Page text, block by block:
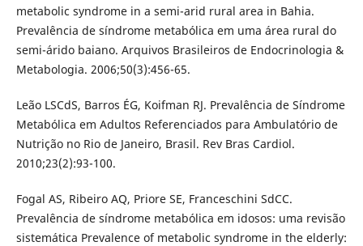
metabolic syndrome in a semi-arid rural area in Bahia.
Prevalência de síndrome metabólica em uma área rural do
semi-árido baiano. Arquivos Brasileiros de Endocrinologia &
Metabologia. 2006;50(3):456-65.
Leão LSCdS, Barros ÉG, Koifman RJ. Prevalência de Síndrome
Metabólica em Adultos Referenciados para Ambulatório de
Nutrição no Rio de Janeiro, Brasil. Rev Bras Cardiol.
2010;23(2):93-100.
Fogal AS, Ribeiro AQ, Priore SE, Franceschini SdCC.
Prevalência de síndrome metabólica em idosos: uma revisão
sistemática Prevalence of metabolic syndrome in the elderly: